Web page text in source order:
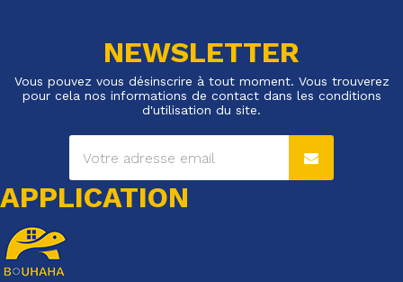
NEWSLETTER
Vous pouvez vous désinscrire à tout moment. Vous trouverez
pour cela nos informations de contact dans les conditions
d'utilisation du site.
APPLICATION